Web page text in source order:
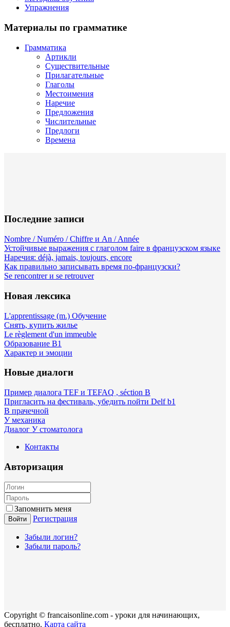
Упражнения
Материалы по грамматике
Грамматика
Артикли
Существительные
Прилагательные
Глаголы
Местоимения
Наречие
Предложения
Числительные
Предлоги
Времена
Последние записи
Nombre / Numéro / Chiffre и An / Année
Устойчивые выражения с глаголом faire в французском языке
Наречия: déjà, jamais, toujours, encore
Как правильно записывать время по-французски?
Se rencontrer и se retrouver
Новая лексика
L'apprentissage (m.) Обучение
Снять, купить жилье
Le règlement d'un immeuble
Образование B1
Характер и эмоции
Новые диалоги
Пример диалога TEF и TEFAQ , séction B
Пригласить на фестиваль, убедить пойти Delf b1
В прачечной
У механика
Диалог У стоматолога
Контакты
Авторизация
Запомнить меня
Войти Регистрация
Забыли логин?
Забыли пароль?
Copyright © francaisonline.com - уроки для начинающих,
бесплатно. Карта сайта